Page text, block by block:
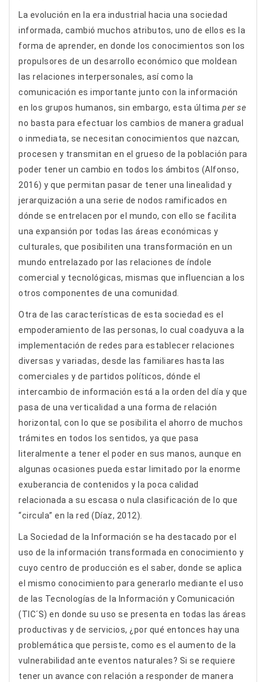
La evolución en la era industrial hacia una sociedad
informada, cambió muchos atributos, uno de ellos es la
forma de aprender, en donde los conocimientos son los
propulsores de un desarrollo económico que moldean
las relaciones interpersonales, así como la
comunicación es importante junto con la información
en los grupos humanos, sin embargo, esta última per se
no basta para efectuar los cambios de manera gradual
o inmediata, se necesitan conocimientos que nazcan,
procesen y transmitan en el grueso de la población para
poder tener un cambio en todos los ámbitos (Alfonso,
2016) y que permitan pasar de tener una linealidad y
jerarquización a una serie de nodos ramificados en
dónde se entrelacen por el mundo, con ello se facilita
una expansión por todas las áreas económicas y
culturales, que posibiliten una transformación en un
mundo entrelazado por las relaciones de índole
comercial y tecnológicas, mismas que influencian a los
otros componentes de una comunidad.
Otra de las características de esta sociedad es el
empoderamiento de las personas, lo cual coadyuva a la
implementación de redes para establecer relaciones
diversas y variadas, desde las familiares hasta las
comerciales y de partidos políticos, dónde el
intercambio de información está a la orden del día y que
pasa de una verticalidad a una forma de relación
horizontal, con lo que se posibilita el ahorro de muchos
trámites en todos los sentidos, ya que pasa
literalmente a tener el poder en sus manos, aunque en
algunas ocasiones pueda estar limitado por la enorme
exuberancia de contenidos y la poca calidad
relacionada a su escasa o nula clasificación de lo que
“circula” en la red (Díaz, 2012).
La Sociedad de la Información se ha destacado por el
uso de la información transformada en conocimiento y
cuyo centro de producción es el saber, donde se aplica
el mismo conocimiento para generarlo mediante el uso
de las Tecnologías de la Información y Comunicación
(TIC´S) en donde su uso se presenta en todas las áreas
productivas y de servicios, ¿por qué entonces hay una
problemática que persiste, como es el aumento de la
vulnerabilidad ante eventos naturales? Si se requiere
tener un avance con relación a responder de manera